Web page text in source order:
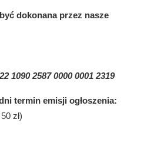
dokonana przez nasze
22 1090 2587 0000 0001 2319
termin emisji ogłoszenia:
zł)